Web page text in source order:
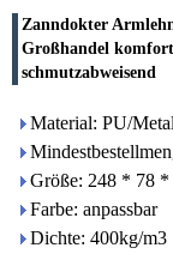
Zanndokter
Großhandel
schmutzabweisend
Material: PU/
Größe: 248 * 78 *
Farbe: anpassbar
Dichte: 400kg/m3